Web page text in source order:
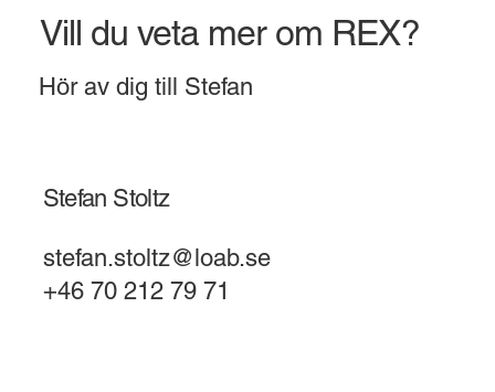
Stefan Stoltz
stefan.stoltz@loab.se
+46 70 212 79 71
Vill du veta mer om REX?
Hör av dig till Stefan